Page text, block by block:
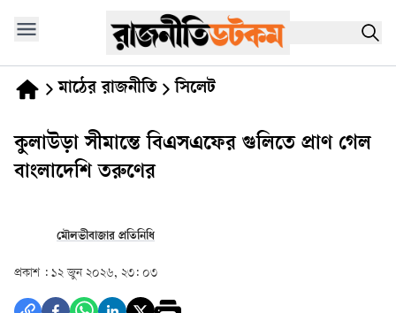
মাঠের রাজনীতি সিলেট
কুলাউড়া সীমান্তে বিএসএফের গুলিতে প্রাণ গেল
বাংলাদেশি তরুণের
মৌলভীবাজার প্রতিনিধি
প্রকাশ : ১২ জুন ২০২৬, ২৩: ০৩